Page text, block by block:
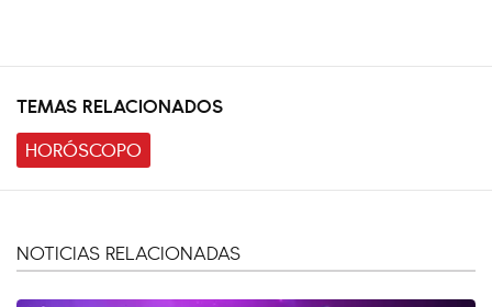
TEMAS RELACIONADOS
HORÓSCOPO
NOTICIAS RELACIONADAS